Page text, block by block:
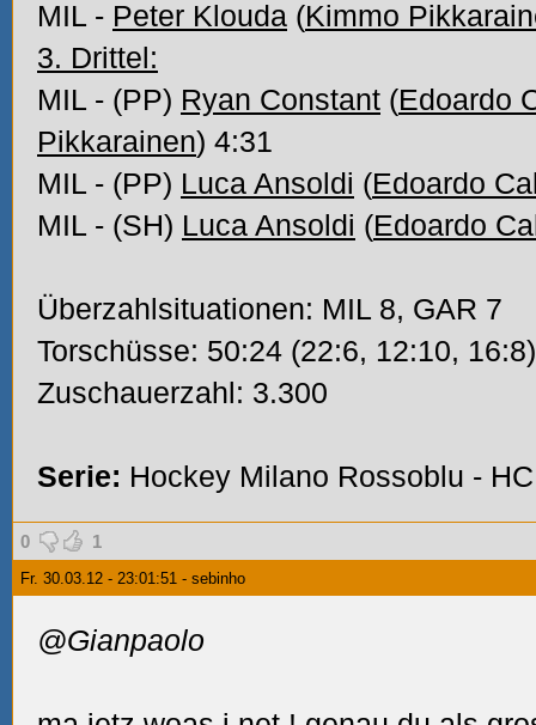
MIL - Peter Klouda (Kimmo
3. Drittel:
MIL - (PP) Ryan Constant (Edoardo
Pikkarainen) 4:31
MIL - (PP) Luca Ansoldi (Edoardo
MIL - (SH) Luca Ansoldi (Edoardo
Überzahlsituationen: MIL 8, GAR 7
Torschüsse: 50:24 (22:6, 12:10, 16:8)
Zuschauerzahl: 3.300
Serie: Hockey Milano Rossoblu -
0 1
Fr. 30.03.12 - 23:01:51 - sebinho
@Gianpaolo